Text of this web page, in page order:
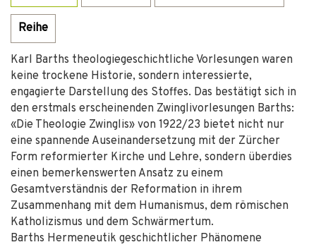
Reihe
Karl Barths theologiegeschichtliche Vorlesungen waren
keine trockene Historie, sondern interessierte,
engagierte Darstellung des Stoffes. Das bestätigt sich in
den erstmals erscheinenden Zwinglivorlesungen Barths:
«Die Theologie Zwinglis» von 1922/23 bietet nicht nur
eine spannende Auseinandersetzung mit der Zürcher
Form reformierter Kirche und Lehre, sondern überdies
einen bemerkenswerten Ansatz zu einem
Gesamtverständnis der Reformation in ihrem
Zusammenhang mit dem Humanismus, dem römischen
Katholizismus und dem Schwärmertum.
Barths Hermeneutik geschichtlicher Phänomene